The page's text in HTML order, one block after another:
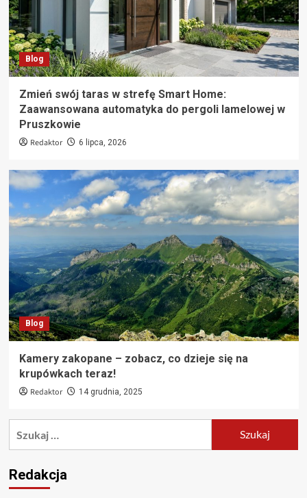
Blog
Zmień swój taras w strefę Smart Home:
Zaawansowana automatyka do pergoli lamelowej w
Pruszkowie
Redaktor 6 lipca, 2026
Blog
Kamery zakopane – zobacz, co dzieje się na
krupówkach teraz!
Redaktor 14 grudnia, 2025
Redakcja